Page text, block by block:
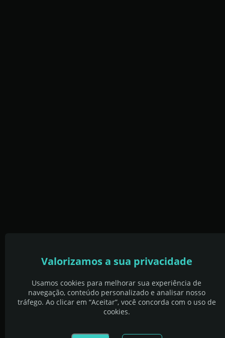
Valorizamos a sua privacidade
Usamos cookies para melhorar sua experiência de
navegação, conteúdo personalizado e analisar nosso
tráfego. Ao clicar em “Aceitar”, você concorda com o uso de
cookies.